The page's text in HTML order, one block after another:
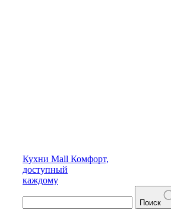
Кухни Mall Комфорт,
доступный
каждому
Поиск